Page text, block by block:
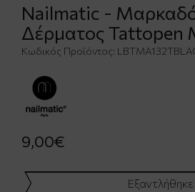
Nailmatic -
Δέρματος Tattopen
Κωδικός Προϊόντος:
9,00€
Εξαντλήθηκε